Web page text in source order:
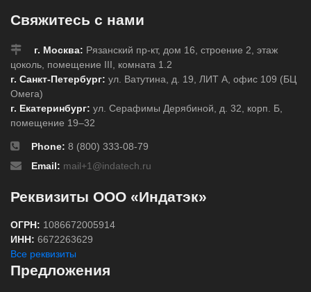
Свяжитесь с нами
г. Москва: Рязанский пр-кт, дом 16, строение 2, этаж
цоколь, помещение III, комната 1.2
г. Санкт-Петербург: ул. Ватутина, д. 19, ЛИТ А, офис 109 (БЦ
Омега)
г. Екатеринбург: ул. Серафимы Дерябиной, д. 32, корп. Б,
помещение 19–32
Phone: 8 (800) 333-08-79
Email: mail+1@indatech.ru
Реквизиты ООО «Индатэк»
ОГРН: 1086672005914
ИНН: 6672263629
Все реквизиты
Предложения